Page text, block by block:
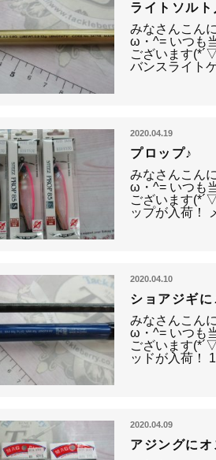
ライトソル
みなさんこん
ω・^= いつも
ございます
バンスライト
2020.04.19
プロップ♪
みなさんこん
ω・^= いつも
ございます
ップが入荷！
2020.04.10
ショアジギに
みなさんこん
ω・^= いつも
ございます
ッドが入荷！
2020.04.09
アジングに